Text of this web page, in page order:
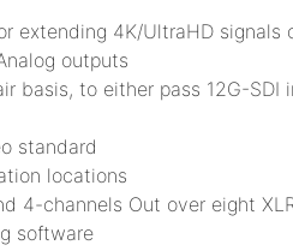
extending 4K/UltraHD signals
outputs
basis, to either pass 12G-
standard
locations
4-channels Out over eight
software